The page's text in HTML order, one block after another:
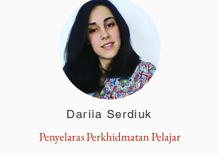
Dariia Serdiuk
Penyelaras Perkhidmatan Pelajar